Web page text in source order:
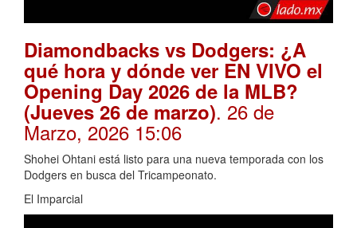
Diamondbacks vs Dodgers: ¿A
qué hora y dónde ver EN VIVO el
Opening Day 2026 de la MLB?
(Jueves 26 de marzo). 26 de
Marzo, 2026 15:06
Shohei Ohtani está listo para una nueva temporada con los
Dodgers en busca del Tricampeonato.
El Imparcial